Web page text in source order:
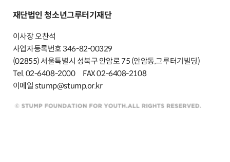
재단법인 청소년그루터기재단
이사장 오찬석
사업자등록번호 346-82-00329
(02855) 서울특별시 성북구 안암로 75 (안암동,그루터기빌딩)
Tel. 02-6408-2000
FAX 02-6408-2108
이메일 stump@stump.or.kr